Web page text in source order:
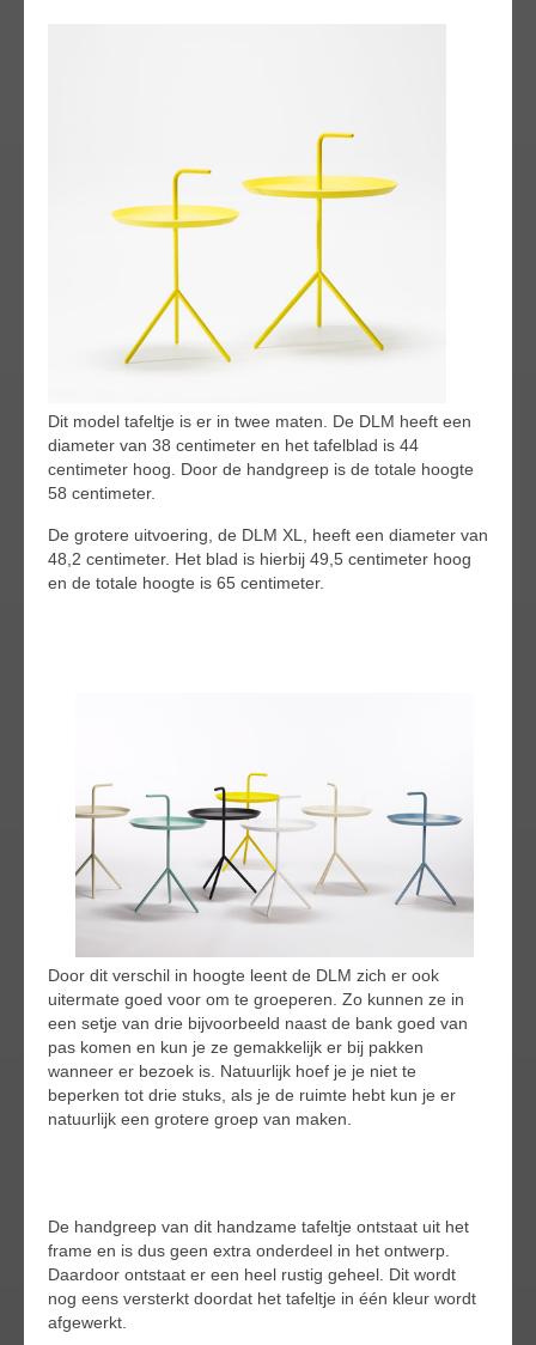
Dit model tafeltje is er in twee maten. De DLM heeft een
diameter van 38 centimeter en het tafelblad is 44
centimeter hoog. Door de handgreep is de totale hoogte
58 centimeter.
De grotere uitvoering, de DLM XL, heeft een diameter van
48,2 centimeter. Het blad is hierbij 49,5 centimeter hoog
en de totale hoogte is 65 centimeter.
Door dit verschil in hoogte leent de DLM zich er ook
uitermate goed voor om te groeperen. Zo kunnen ze in
een setje van drie bijvoorbeeld naast de bank goed van
pas komen en kun je ze gemakkelijk er bij pakken
wanneer er bezoek is. Natuurlijk hoef je je niet te
beperken tot drie stuks, als je de ruimte hebt kun je er
natuurlijk een grotere groep van maken.
De handgreep van dit handzame tafeltje ontstaat uit het
frame en is dus geen extra onderdeel in het ontwerp.
Daardoor ontstaat er een heel rustig geheel. Dit wordt
nog eens versterkt doordat het tafeltje in één kleur wordt
afgewerkt.